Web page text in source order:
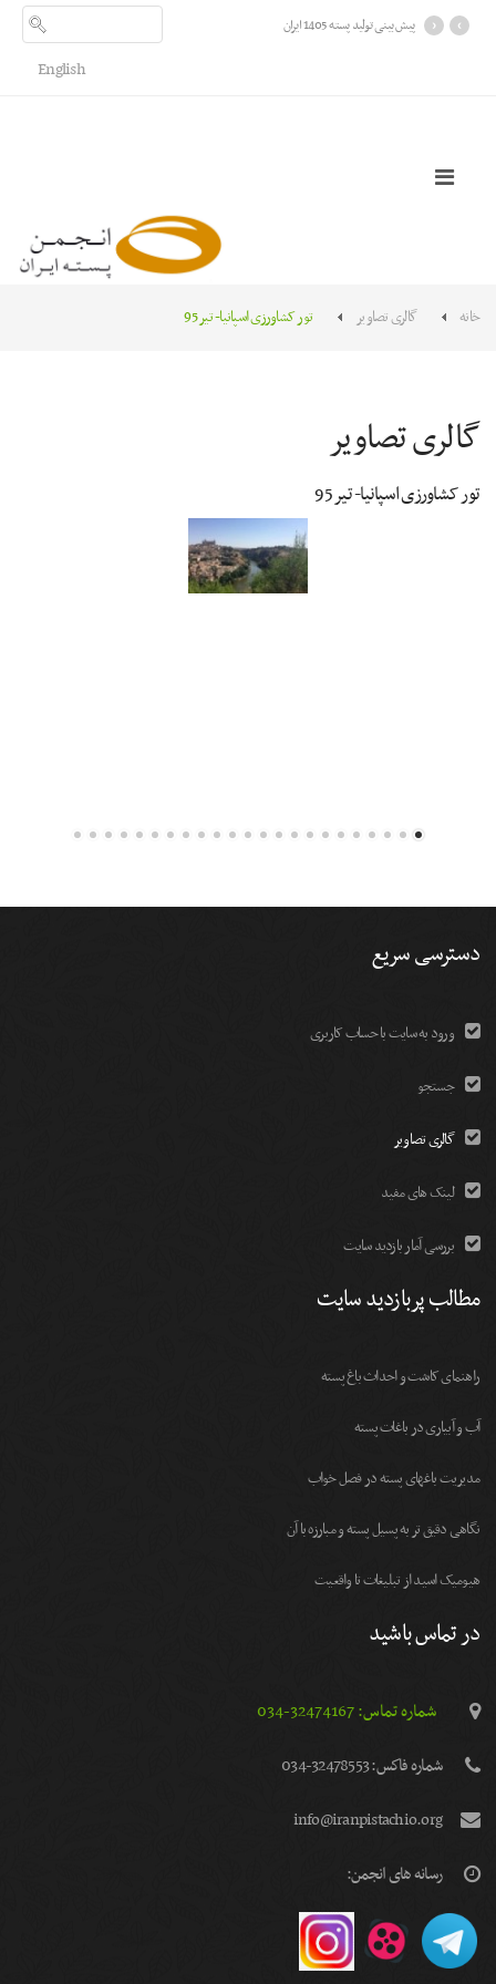
پیش بینی تولید پسته 1405 ایران ›
‹
English
خانه گالری تصاویر تور کشاورزی اسپانیا- تیر 95
گالری تصاویر
تور کشاورزی اسپانیا- تیر 95
دسترسی سریع
ورود به سایت با حساب کاربری
جستجو
گالری تصاویر
لینک های مفید
بررسی آمار بازدید سایت
مطالب پربازدید سایت
راهنمای کاشت و احداث باغ پسته
آب و آبیاری در باغات پسته
مديريت باغهای پسته در فصل خواب
نگاهی دقیق تر به پسیل پسته و مبارزه با آن
هیومیک اسید از تبلیغات تا واقعیت
در تماس باشید
شماره تماس: 32474167-034
شماره فاكس: 32478553-034
info@iranpistachio.org
رسانه های انجمن: